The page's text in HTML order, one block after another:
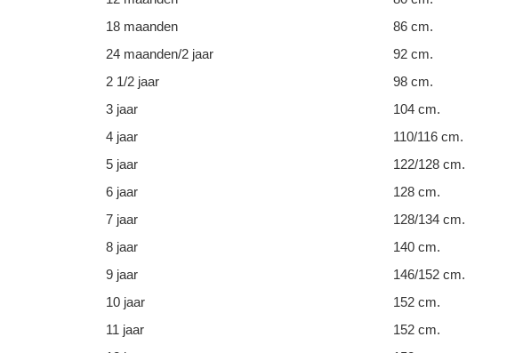
18 maanden
86 cm.
24 maanden/2 jaar
92 cm.
2 1/2 jaar
98 cm.
3 jaar
104 cm.
4 jaar
110/116 cm.
5 jaar
122/128 cm.
6 jaar
128 cm.
7 jaar
128/134 cm.
8 jaar
140 cm.
9 jaar
146/152 cm.
10 jaar
152 cm.
11 jaar
152 cm.